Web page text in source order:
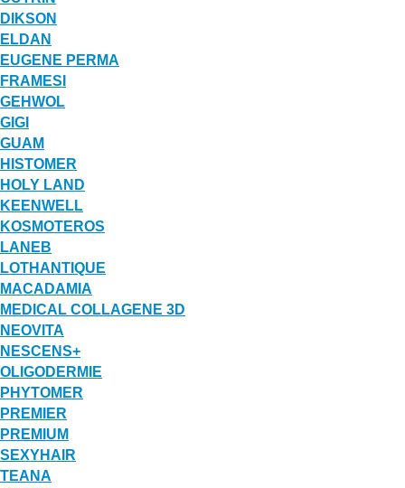
DIKSON
ELDAN
EUGENE PERMA
FRAMESI
GEHWOL
GIGI
GUAM
HISTOMER
HOLY LAND
KEENWELL
KOSMOTEROS
LANEB
LOTHANTIQUE
MACADAMIA
MEDICAL COLLAGENE 3D
NEOVITA
NESCENS+
OLIGODERMIE
PHYTOMER
PREMIER
PREMIUM
SEXYHAIR
TEANA